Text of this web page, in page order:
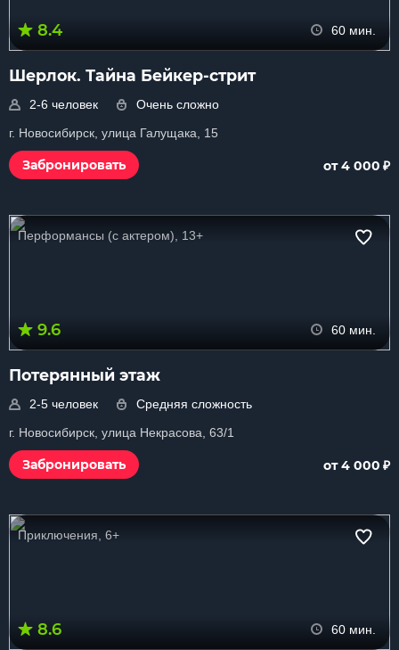
8.4 60 мин.
Шерлок. Тайна Бейкер-стрит
2-6 человек
Очень сложно
г. Новосибирск, улица Галущака, 15
Забронировать от 4 000 ₽
Перформансы (с актером), 13+
9.6 60 мин.
Потерянный этаж
2-5 человек
Средняя сложность
г. Новосибирск, улица Некрасова, 63/1
Забронировать от 4 000 ₽
Приключения, 6+
8.6 60 мин.